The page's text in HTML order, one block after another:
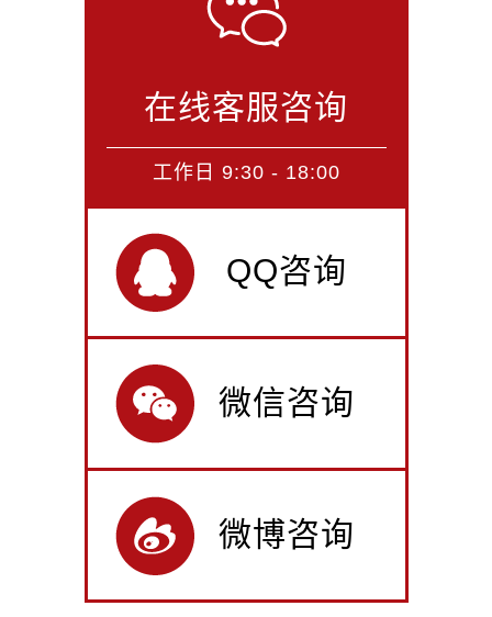
在线客服咨询
工作日 9:30 - 18:00
QQ咨询
微信咨询
微博咨询